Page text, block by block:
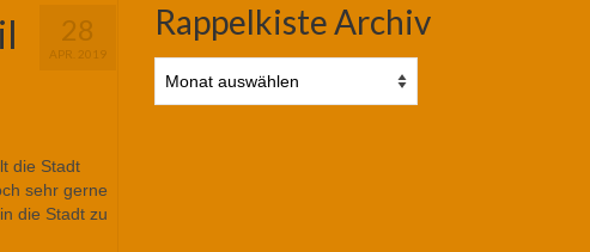
28
APR. 2019
die Stadt
sehr gerne
die Stadt zu
Rappelkiste Archiv
Archiv